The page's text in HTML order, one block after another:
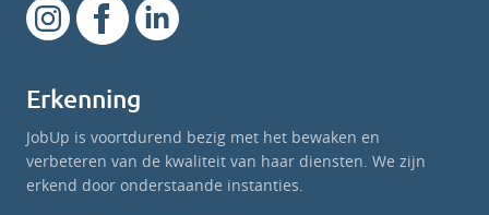
Erkenning
JobUp is voortdurend bezig met het bewaken en
verbeteren van de kwaliteit van haar diensten. We zijn
erkend door onderstaande instanties.